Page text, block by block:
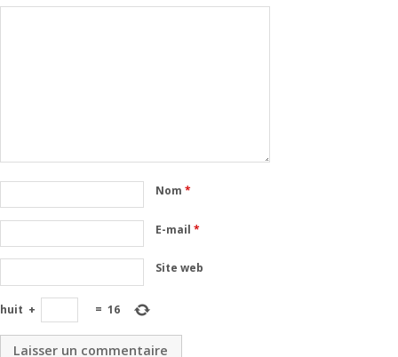
Nom*
E-mail*
Site web
huit + = 16